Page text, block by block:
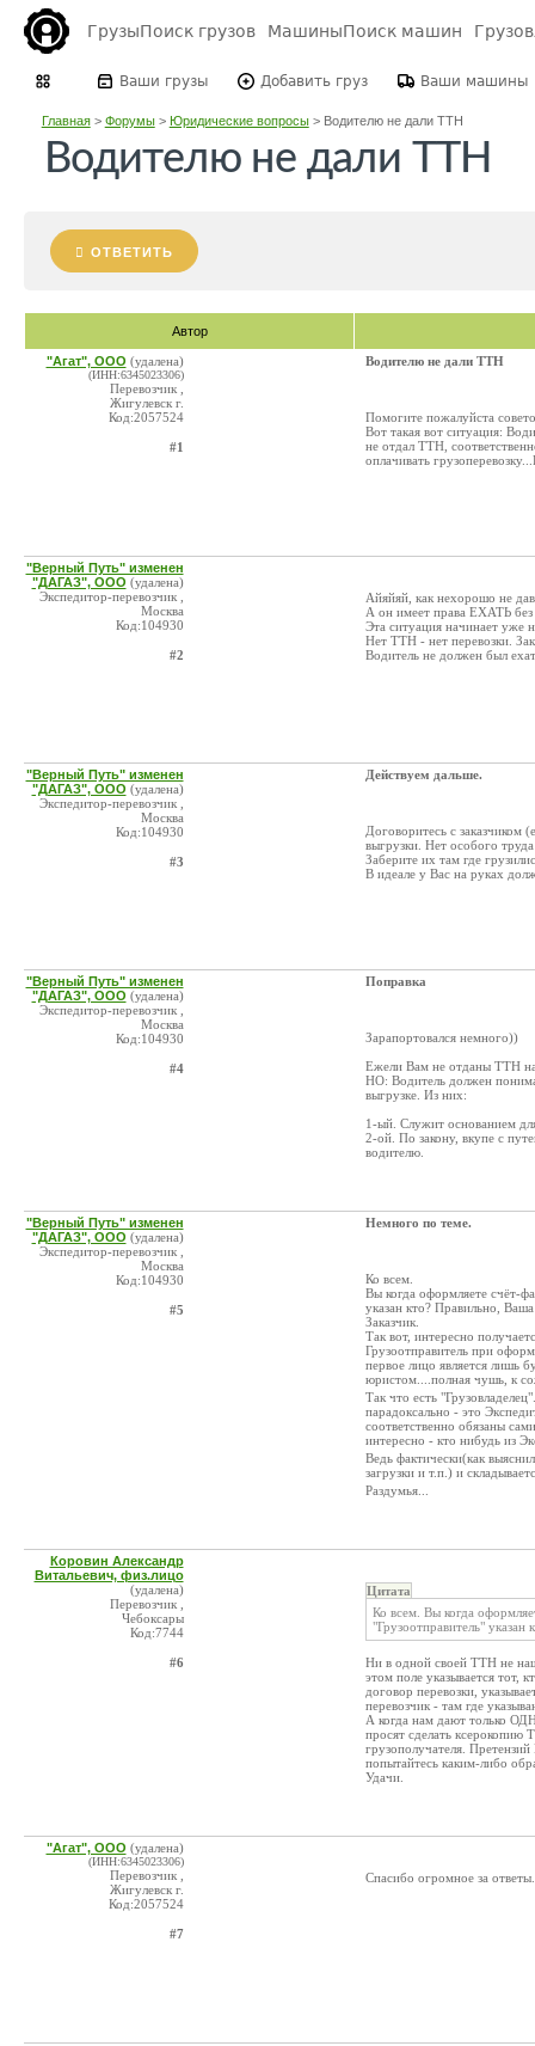
ГрузыПоиск грузов МашиныПоиск машин
Ваши грузы Добавить груз Ваши машины
Главная> Форумы> Юридические вопросы> Водителю не дали ТТН
Водителю не дали ТТН
ОТВЕТИТЬ
Автор
"Агат", ООО (удалена)
(ИНН:6345023306)
Перевозчик ,
Жигулевск г.
Код:2057524
#1
Водителю не дали ТТН
Помогите пожалуйста
Вот такая вот ситуация:
не отдал ТТН,
оплачивать
"Верный Путь" изменен
"ДАГАЗ", ООО (удалена)
Экспедитор-перевозчик ,
Москва
Код:104930
#2
Айяйяй, как нехорошо не
А он имеет права ЕХАТЬ
Эта ситуация начинает уже
Нет ТТН - нет перевозки.
Водитель не должен был
"Верный Путь" изменен
"ДАГАЗ", ООО (удалена)
Экспедитор-перевозчик ,
Москва
Код:104930
#3
Действуем дальше.
Договоритесь с
выгрузки. Нет особого
Заберите их там где
В идеале у Вас на руках
"Верный Путь" изменен
"ДАГАЗ", ООО (удалена)
Экспедитор-перевозчик ,
Москва
Код:104930
#4
Поправка
Зарапортовался немного))
Ежели Вам не отданы ТТН на
НО: Водитель должен
выгрузке. Из них:
1-ый. Служит основанием
2-ой. По закону, вкупе с
водителю.
"Верный Путь" изменен
"ДАГАЗ", ООО (удалена)
Экспедитор-перевозчик ,
Москва
Код:104930
#5
Немного по теме.
Ко всем.
Вы когда оформляете счёт-
указан кто? Правильно,
Заказчик.
Так вот, интересно
Грузоотправитель при
первое лицо является лишь
юристом....полная чушь, к
Так что есть
парадоксально - это
соответственно обязаны
интересно - кто нибудь из
Ведь фактически(как
загрузки и т.п.) и
Раздумья...
Коровин Александр
Витальевич, физ.лицо
(удалена)
Перевозчик ,
Чебоксары
Код:7744
#6
Цитата
Ко всем. Вы когда
"Грузоотправитель"
Ни в одной своей ТТН не
этом поле указывается
договор перевозки,
перевозчик - там где
А когда нам дают только
просят сделать
грузополучателя.
попытайтесь каким-либо
Удачи.
"Агат", ООО (удалена)
(ИНН:6345023306)
Перевозчик ,
Жигулевск г.
Код:2057524
#7
Спасибо огромное за